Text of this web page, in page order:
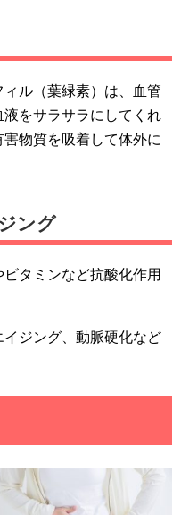
ル（葉緑素）は、血管
をサラサラにしてくれ
物質を吸着して体外に
ング
タミンなど抗酸化作用
ジング、動脈硬化など